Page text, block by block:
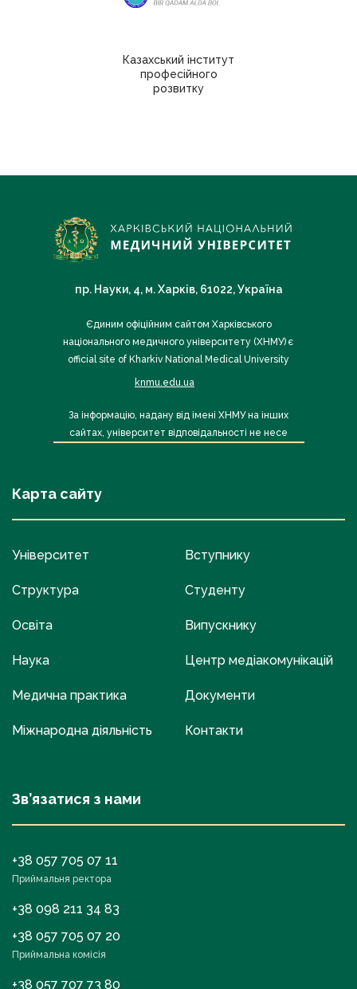
Казахський інститут
професійного
розвитку
пр. Науки, 4, м. Харків, 61022, Україна
Єдиним офіційним сайтом Харківського
національного медичного університету (ХНМУ) є
official site of Kharkiv National Medical University
knmu.edu.ua
За інформацію, надану від імені ХНМУ на інших
сайтах, університет відповідальності не несе
Карта сайту
Університет
Структура
Освіта
Наука
Медична практика
Міжнародна діяльність
Вступнику
Студенту
Випускнику
Центр медіакомунікацій
Документи
Контакти
Зв’язатися з нами
+38 057 705 07 11
Приймальня ректора
+38 098 211 34 83
+38 057 705 07 20
Приймальна комісія
+38 057 707 73 80